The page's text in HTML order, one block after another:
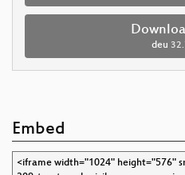
deu
Embed